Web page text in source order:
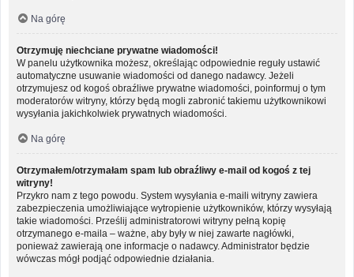
Na górę
Otrzymuję niechciane prywatne wiadomości!
W panelu użytkownika możesz, określając odpowiednie reguły ustawić
automatyczne usuwanie wiadomości od danego nadawcy. Jeżeli
otrzymujesz od kogoś obraźliwe prywatne wiadomości, poinformuj o tym
moderatorów witryny, którzy będą mogli zabronić takiemu użytkownikowi
wysyłania jakichkolwiek prywatnych wiadomości.
Na górę
Otrzymałem/otrzymałam spam lub obraźliwy e-mail od kogoś z tej
witryny!
Przykro nam z tego powodu. System wysyłania e-maili witryny zawiera
zabezpieczenia umożliwiające wytropienie użytkowników, którzy wysyłają
takie wiadomości. Prześlij administratorowi witryny pełną kopię
otrzymanego e-maila – ważne, aby były w niej zawarte nagłówki,
ponieważ zawierają one informacje o nadawcy. Administrator będzie
wówczas mógł podjąć odpowiednie działania.